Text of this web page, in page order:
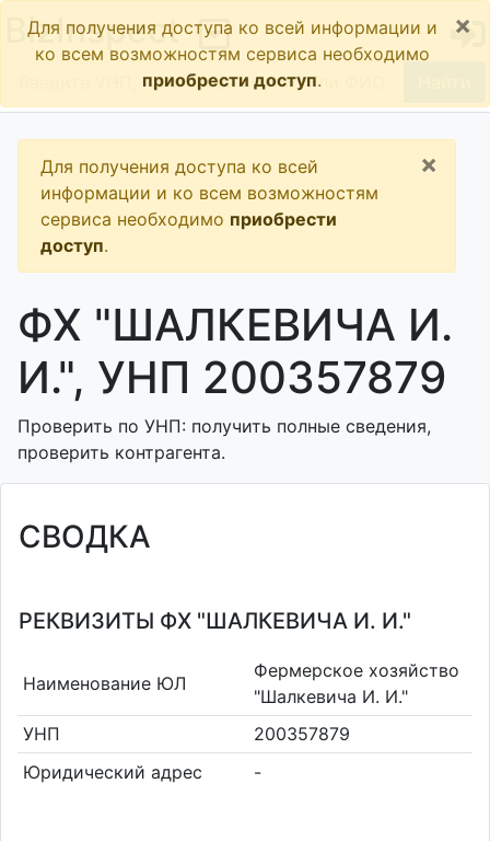
BizInspect
Для получения доступа ко всей информации и
ко всем возможностям сервиса необходимо
приобрести доступ.
×
Для получения доступа ко всей
информации и ко всем возможностям
сервиса необходимо приобрести
доступ.
×
ФХ "ШАЛКЕВИЧА И.
И.", УНП 200357879
Проверить по УНП: получить полные сведения,
проверить контрагента.
СВОДКА
РЕКВИЗИТЫ ФХ "ШАЛКЕВИЧА И. И."
Наименование ЮЛ
Фермерское хозяйство
"Шалкевича И. И."
УНП
200357879
Юридический адрес
-